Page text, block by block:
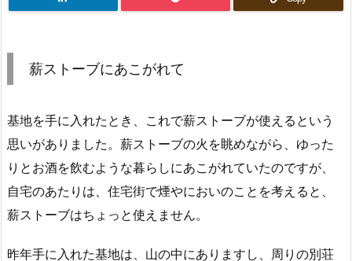
薪ストーブにあこがれて
基地を手に入れたとき、これで薪ストーブが使えるという
思いがありました。薪ストーブの火を眺めながら、ゆった
りとお酒を飲むような暮らしにあこがれていたのですが、
自宅のあたりは、住宅街で煙やにおいのことを考えると、
薪ストーブはちょっと使えません。
昨年手に入れた基地は、山の中にありますし、周りの別荘